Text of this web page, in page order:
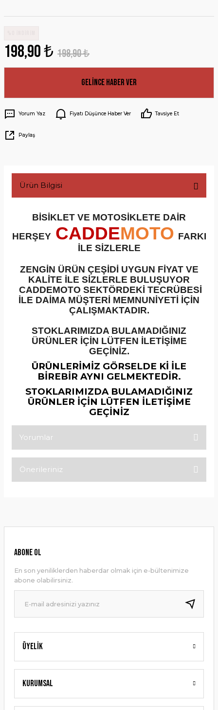
198,90 ₺ 198,90 ₺
Gelince Haber Ver
Yorum Yaz Fiyatı Düşünce Haber Ver Tavsiye Et
Paylaş
Ürün Bilgisi
BİSİKLET VE MOTOSİKLETE DAİR
HERŞEY CADDEMOTO FARKI
İLE SİZLERLE
ZENGİN ÜRÜN ÇEŞİDİ UYGUN FİYAT VE
KALİTE İLE SİZLERLE BULUŞUYOR
CADDEMOTO SEKTÖRDEKİ TECRÜBESİ
İLE DAİMA MÜŞTERİ MEMNUNİYETİ İÇİN
ÇALIŞMAKTADIR.
STOKLARIMIZDA BULAMADIĞINIZ
ÜRÜNLER İÇİN LÜTFEN İLETİŞİME
GEÇİNİZ.
ÜRÜNLERİMİZ GÖRSELDE Kİ İLE
BİREBİR AYNI GELMEKTEDİR.
STOKLARIMIZDA BULAMADIĞINIZ
ÜRÜNLER İÇİN LÜTFEN İLETİŞİME
GEÇİNİZ
Yorumlar
Önerileriniz
Ürün resmi kalitesiz, bozuk veya görüntülenemiyor.
Ürün bilgilerinde hatalar bulunuyor.
Ürün fiyatı diğer sitelerden daha pahalı.
Bu ürüne benzer farklı alternatifler olmalı.
Gönder
Üyelik
Kurumsal
ABONE OL
En son yeniliklerden haberdar olmak için e-bültenimize
abone olabilirsiniz.